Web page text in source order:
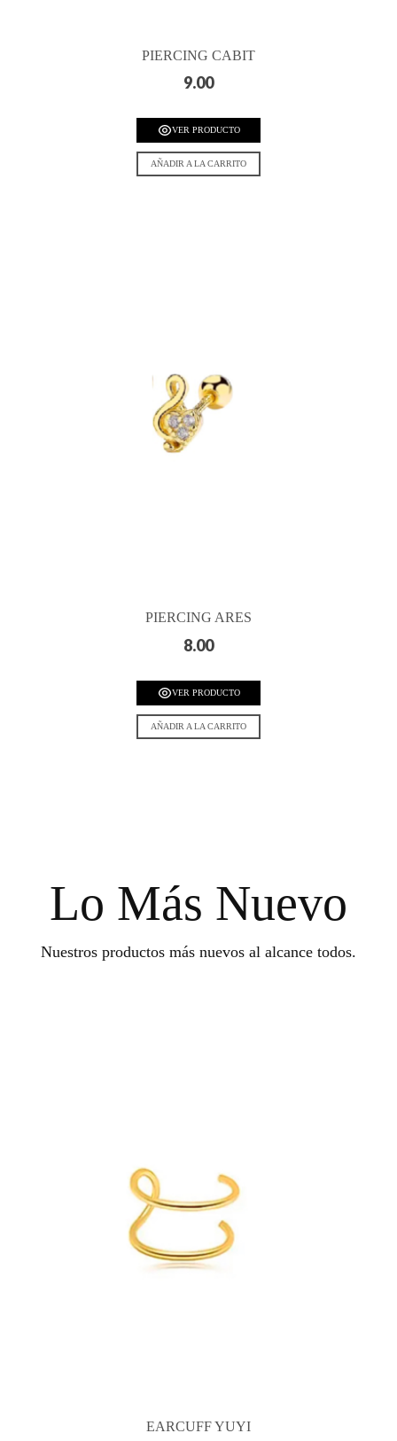
PIERCING CABIT
9.00
VER PRODUCTO
AÑADIR A LA CARRITO
PIERCING ARES
8.00
VER PRODUCTO
AÑADIR A LA CARRITO
Lo Más Nuevo
Nuestros productos más nuevos al alcance todos.
EARCUFF YUYI